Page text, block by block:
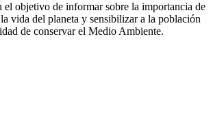
el objetivo de informar sobre la importancia de
vida del planeta y sensibilizar a la población
de conservar el Medio Ambiente.